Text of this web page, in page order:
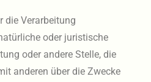
die Verarbeitung
oder juristische
oder andere Stelle, die
anderen über die Zwecke